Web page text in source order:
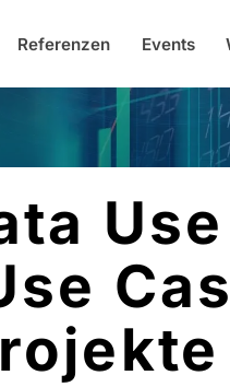
Referenzen Events